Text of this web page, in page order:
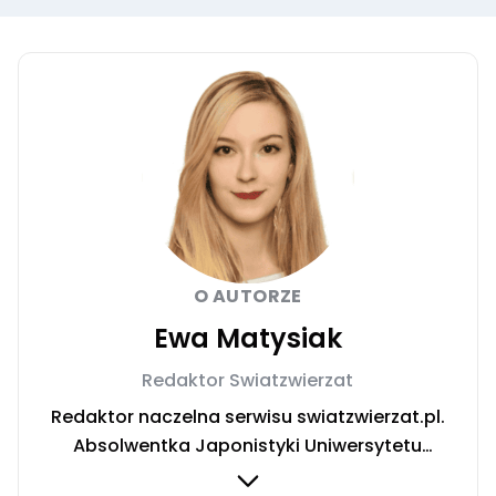
O AUTORZE
Ewa Matysiak
Redaktor Swiatzwierzat
Redaktor naczelna serwisu swiatzwierzat.pl.
Absolwentka Japonistyki Uniwersytetu
Warszawskiego. W trakcie rocznego wyjazdu